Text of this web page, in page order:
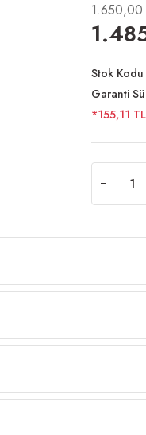
Stok Kodu
Garanti
*155,11